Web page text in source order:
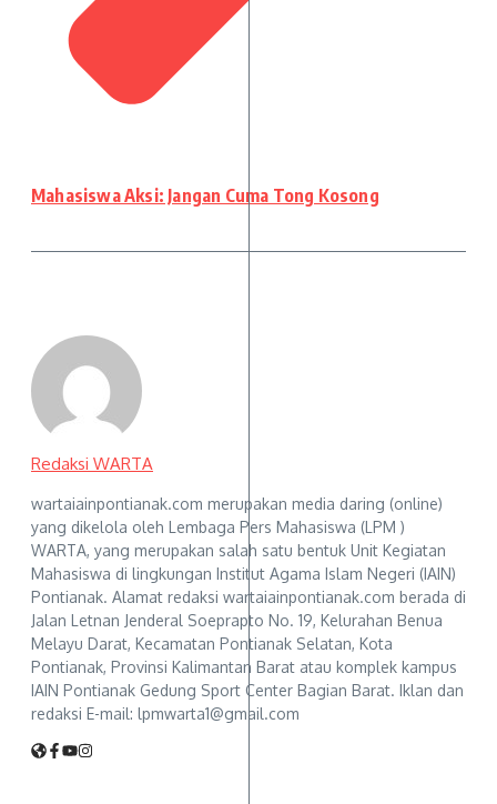
Mahasiswa Aksi: Jangan Cuma Tong Kosong
Redaksi WARTA
wartaiainpontianak.com merupakan media daring (online)
yang dikelola oleh Lembaga Pers Mahasiswa (LPM )
WARTA, yang merupakan salah satu bentuk Unit Kegiatan
Mahasiswa di lingkungan Institut Agama Islam Negeri (IAIN)
Pontianak. Alamat redaksi wartaiainpontianak.com berada di
Jalan Letnan Jenderal Soeprapto No. 19, Kelurahan Benua
Melayu Darat, Kecamatan Pontianak Selatan, Kota
Pontianak, Provinsi Kalimantan Barat atau komplek kampus
IAIN Pontianak Gedung Sport Center Bagian Barat. Iklan dan
redaksi E-mail: lpmwarta1@gmail.com